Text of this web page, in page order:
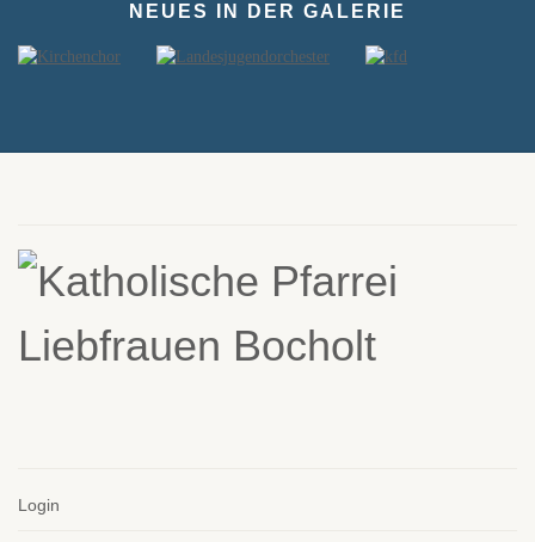
NEUES IN DER GALERIE
Login